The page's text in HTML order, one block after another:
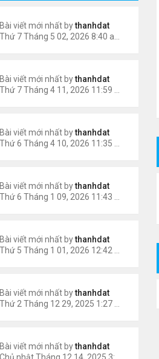
Bài viết mới nhất bythanhdat
Bài viết mới nhất bythanhdat
Bài viết mới nhất bythanhdat
Bài viết mới nhất bythanhdat
Bài viết mới nhất bythanhdat
Bài viết mới nhất bythanhdat
Bài viết mới nhất bythanhdat